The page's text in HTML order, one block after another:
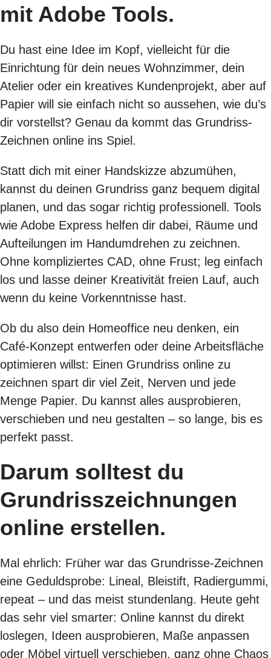
mit Adobe Tools.
Du hast eine Idee im Kopf, vielleicht für die
Einrichtung für dein neues Wohnzimmer, dein
Atelier oder ein kreatives Kundenprojekt, aber auf
Papier will sie einfach nicht so aussehen, wie du’s
dir vorstellst? Genau da kommt das Grundriss-
Zeichnen online ins Spiel.
Statt dich mit einer Handskizze abzumühen,
kannst du deinen Grundriss ganz bequem digital
planen, und das sogar richtig professionell. Tools
wie Adobe Express helfen dir dabei, Räume und
Aufteilungen im Handumdrehen zu zeichnen.
Ohne kompliziertes CAD, ohne Frust; leg einfach
los und lasse deiner Kreativität freien Lauf, auch
wenn du keine Vorkenntnisse hast.
Ob du also dein Homeoffice neu denken, ein
Café-Konzept entwerfen oder deine Arbeitsfläche
optimieren willst: Einen Grundriss online zu
zeichnen spart dir viel Zeit, Nerven und jede
Menge Papier. Du kannst alles ausprobieren,
verschieben und neu gestalten – so lange, bis es
perfekt passt.
Darum solltest du
Grundrisszeichnungen
online erstellen.
Mal ehrlich: Früher war das Grundrisse-Zeichnen
eine Geduldsprobe: Lineal, Bleistift, Radiergummi,
repeat – und das meist stundenlang. Heute geht
das sehr viel smarter: Online kannst du direkt
loslegen, Ideen ausprobieren, Maße anpassen
oder Möbel virtuell verschieben, ganz ohne Chaos